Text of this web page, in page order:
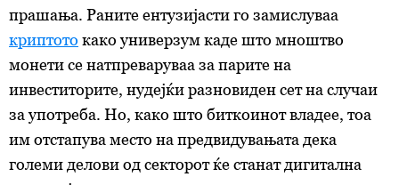
прашања. Раните ентузијасти го замислуваа
криптото како универзум каде што мноштво
монети се натпреваруваа за парите на
инвеститорите, нудејќи разновиден сет на случаи
за употреба. Но, како што биткоинот владее, тоа
им отстапува место на предвидувањата дека
големи делови од секторот ќе станат дигитална